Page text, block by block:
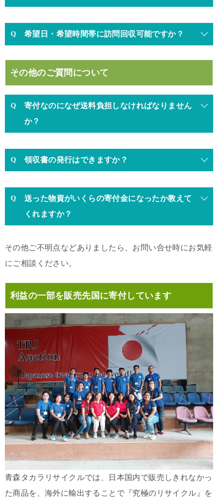
希望日・希望時間帯に訪問回収可能ですか？
その他のご質問について
寄付なのになぜ送料負担しなければなりません
か？
領収書の発行はできますか？
送った物資がいくらの寄付金になったか教えて
くれますか？
その他ご不明点などありましたら、お問い合せ時にお気軽
にご相談ください。
利益の一部を販売先国に寄付しています
青森タカラリサイクルでは、日本国内で販売しきれなかっ
た商品を、海外に輸出することで『究極のリサイクル』を